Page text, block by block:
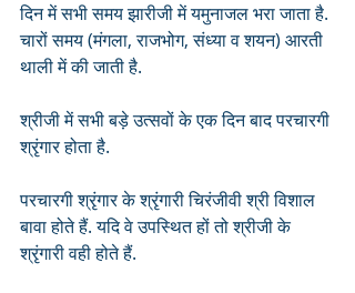
दिन में सभी समय झारीजी में यमुनाजल भरा जाता है.
चारों समय (मंगला, राजभोग, संध्या व शयन) आरती
थाली में की जाती है.
श्रीजी में सभी बड़े उत्सवों के एक दिन बाद परचारगी
श्रृंगार होता है.
परचारगी श्रृंगार के श्रृंगारी चिरंजीवी श्री विशाल
बावा होते हैं. यदि वे उपस्थित हों तो श्रीजी के
श्रृंगारी वही होते हैं.